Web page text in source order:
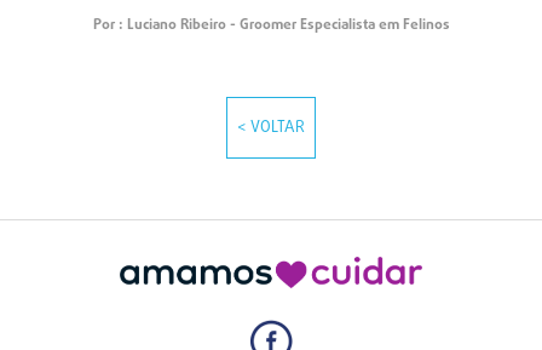
Por : Luciano Ribeiro - Groomer Especialista em Felinos
< VOLTAR